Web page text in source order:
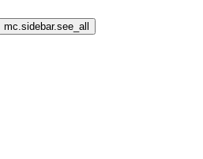
mc.sidebar.see_all